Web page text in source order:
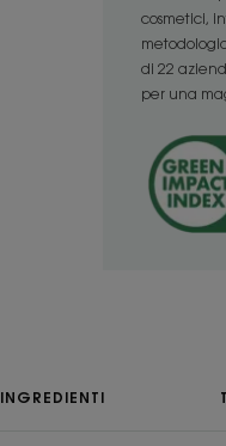
superiore
•
avena
*96% di
cosmetici,
di 22
per una
INGREDIENTI